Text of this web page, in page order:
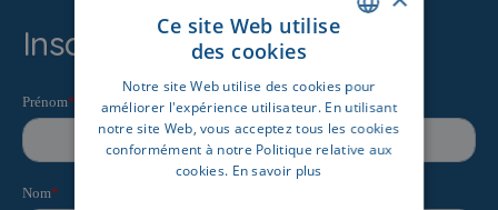
Inscrivez-vous ici
FRENCH
Ce site Web utilise
des cookies
Notre site Web utilise des cookies pour
améliorer l'expérience utilisateur. En utilisant
notre site Web, vous acceptez tous les cookies
conformément à notre Politique relative aux
cookies. En savoir plus